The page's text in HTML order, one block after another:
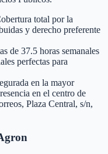
total por la
y derecho preferente
de 37.5 horas semanales
perfectas para
en la mayor
en el centro de
Plaza Central, s/n,